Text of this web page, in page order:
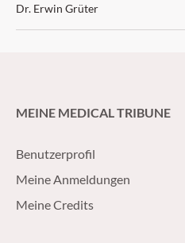
Dr. Erwin Grüter
MEINE MEDICAL TRIBUNE
Benutzerprofil
Meine Anmeldungen
Meine Credits